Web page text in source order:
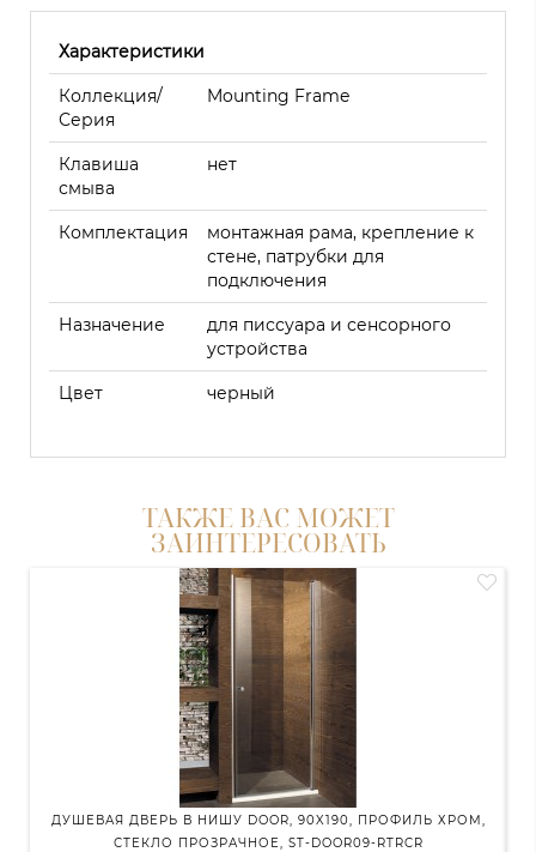
Характеристики
Коллекция/
Серия
Mounting Frame
Клавиша
смыва
нет
Комплектация
монтажная рама, крепление к
стене, патрубки для
подключения
Назначение
для писсуара и сенсорного
устройства
Цвет черный
ТАКЖЕ ВАС МОЖЕТ
ЗАИНТЕРЕСОВАТЬ
ДУШЕВАЯ ДВЕРЬ В НИШУ DOOR, 90X190, ПРОФИЛЬ ХРОМ,
СТЕКЛО ПРОЗРАЧНОЕ, ST-DOOR09-RTRCR